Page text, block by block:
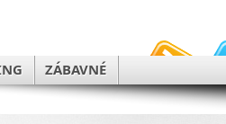
ZÁBAVNÉ